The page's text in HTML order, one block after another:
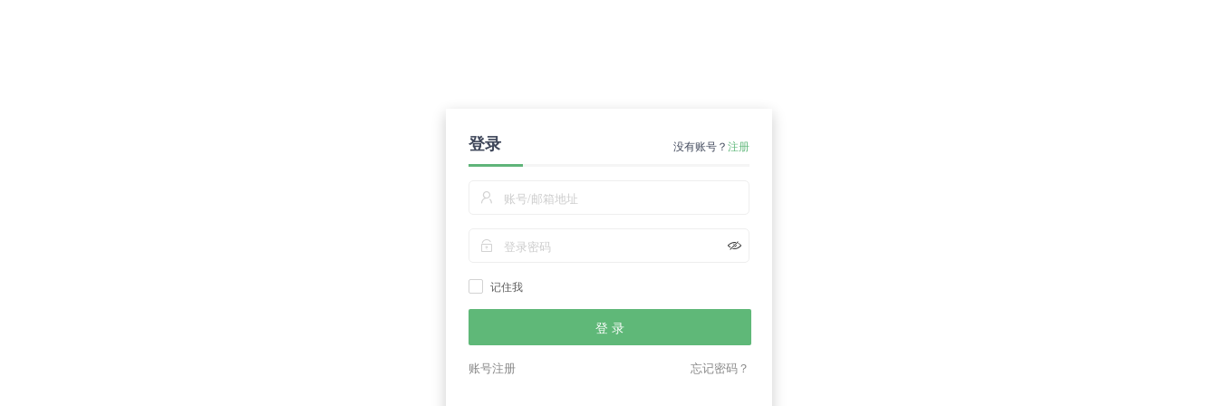
登录 没有账号？注册
记住我
登 录
账号注册 忘记密码？